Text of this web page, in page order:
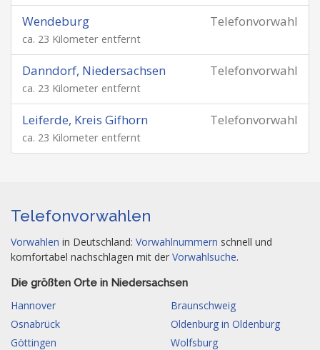
Telefonvorwahl
Wendeburg
ca. 23 Kilometer entfernt
Telefonvorwahl
Danndorf, Niedersachsen
ca. 23 Kilometer entfernt
Telefonvorwahl
Leiferde, Kreis Gifhorn
ca. 23 Kilometer entfernt
Telefonvorwahlen
Vorwahlen in Deutschland: Vorwahlnummern schnell und
komfortabel nachschlagen mit der Vorwahlsuche.
Die größten Orte in Niedersachsen
Hannover
Braunschweig
Osnabrück
Oldenburg in Oldenburg
Göttingen
Wolfsburg